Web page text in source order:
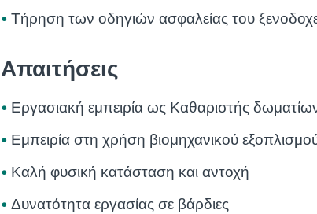
Τήρηση των οδηγιών ασφαλείας του
Απαιτήσεις
Εργασιακή εμπειρία ως Καθαριστής
Εμπειρία στη χρήση βιομηχανικού
Καλή φυσική κατάσταση και αντοχή
Δυνατότητα εργασίας σε βάρδιες